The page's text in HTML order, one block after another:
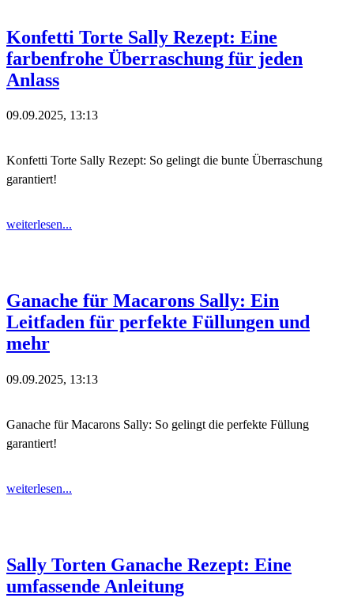
Konfetti Torte Sally Rezept: Eine
farbenfrohe Überraschung für jeden
Anlass
09.09.2025, 13:13
Konfetti Torte Sally Rezept: So gelingt die bunte Überraschung
garantiert!
weiterlesen...
Ganache für Macarons Sally: Ein
Leitfaden für perfekte Füllungen und
mehr
09.09.2025, 13:13
Ganache für Macarons Sally: So gelingt die perfekte Füllung
garantiert!
weiterlesen...
Sally Torten Ganache Rezept: Eine
umfassende Anleitung